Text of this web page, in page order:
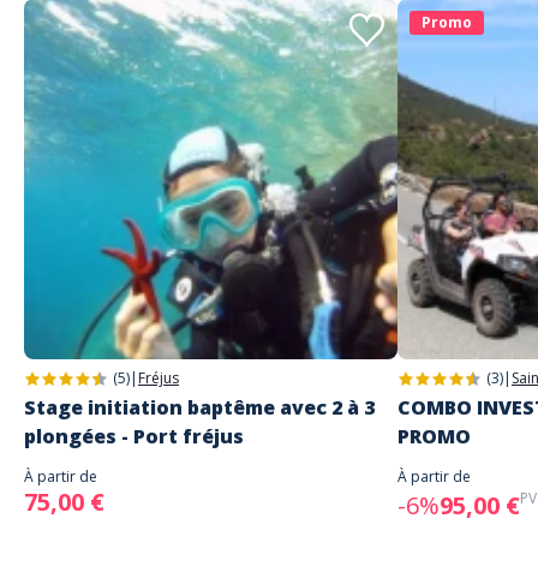
(5)| Fréjus
Stage initiation baptême avec 2 à 3
plongées - Port fréjus
À partir de
75,00 €
Promo
(3)|
COMBO
PROMO
À partir de
-6%95,00 €